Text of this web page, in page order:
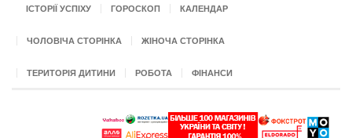
ІСТОРІЇ УСПІХУ ГОРОСКОП КАЛЕНДАР
ЧОЛОВІЧА СТОРІНКА ЖІНОЧА СТОРІНКА
ТЕРИТОРІЯ ДИТИНИ РОБОТА ФІНАНСИ